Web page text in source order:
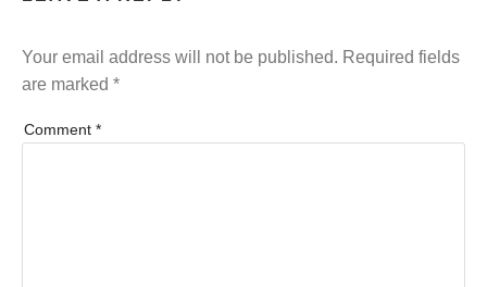
Your email address will not be published. Required fields
are marked *
Comment *